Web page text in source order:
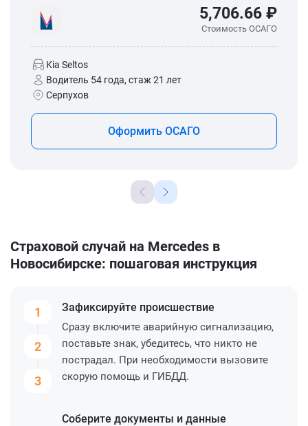
5,706.66 ₽
Стоимость ОСАГО
Kia Seltos
Водитель 54 года, стаж 21 лет
Серпухов
Оформить ОСАГО
Страховой случай на Mercedes в
Новосибирске: пошаговая инструкция
1
2
3
Зафиксируйте происшествие
Сразу включите аварийную сигнализацию,
поставьте знак, убедитесь, что никто не
пострадал. При необходимости вызовите
скорую помощь и ГИБДД.
Соберите документы и данные